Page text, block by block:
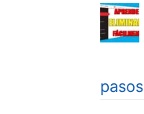
pasos